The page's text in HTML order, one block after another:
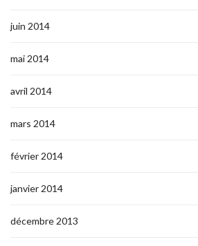
juin 2014
mai 2014
avril 2014
mars 2014
février 2014
janvier 2014
décembre 2013